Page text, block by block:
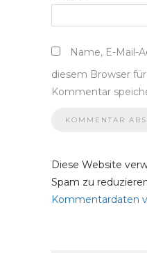
Name, E-Mail-
diesem Browser
Kommentar
Diese Website
Spam zu
Kommentardaten